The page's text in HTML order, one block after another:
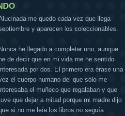
me quedo cada vez que llega
y aparecen los coleccionables.
Nunca he llegado a completar uno, aunque
he de decir que en mi vida me he sentido
por dos. El primero era érase una
el cuerpo humano del que sólo me
el muñeco que regalaban y que
que dejar a mitad porque mi madre dijo
si no me leía los libros no seguía